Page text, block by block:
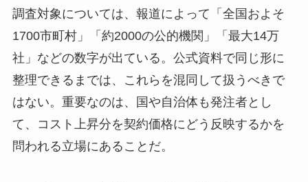
調査対象については、報道によって「全国およそ
1700市町村」「約2000の公的機関」「最大14万
社」などの数字が出ている。公式資料で同じ形に
整理できるまでは、これらを混同して扱うべきで
はない。重要なのは、国や自治体も発注者とし
て、コスト上昇分を契約価格にどう反映するかを
問われる立場にあることだ。